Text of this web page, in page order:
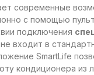
современные
с помощью
подключения
входит в
SmartLife
кондиционера из